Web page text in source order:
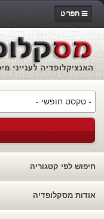
תפריט
חיפוש לפי קטגוריה
אודות מסקלופדיה